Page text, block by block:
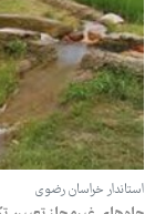
استاندار خراسان رضوی